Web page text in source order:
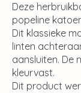
Deze
popeline
Dit klassieke
linten
aansluiten. De
kleurvast.
Dit product